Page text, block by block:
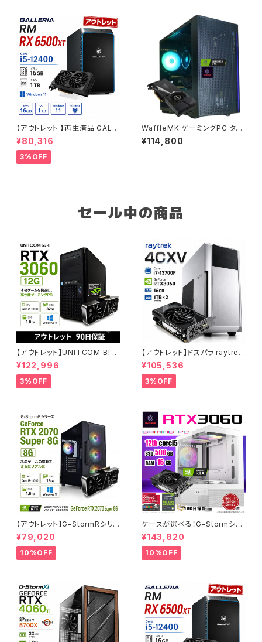
【アウトレット 】再生済品 GALL
ERIA RM RX 6500XT Core i
5-12400 メモリ16GB SSD1T
B ゲーミングPC 整備済み品 9
0日保証
¥80,316
3%OFF
WaffleMK ゲーミングPC タワ
ー型 G-Stormシリーズ AMD
GeForce 16GBメモリ Windo
¥114,800
セール中の商品
【アウトレット】UNITCOM BIZ-
H RTX 3060 Core i7-1070
0 メモリ32GB SSD1TB ゲーミ
ングPC アウトレット プロ仕様 9
0日保証
¥122,996
3%OFF
【アウトレット】ドスパラ raytrek
4CXV RTX3060 Core i7-13
700F メモリ16GB SSD1TBx2
クリエイターPC 1点限り 90日
保証
¥105,536
3%OFF
【アウトレット】G-StormRシリ
ーズ GeForce RTX 2070 Su
per Core i7-8700 16GBメモ
リ SSD1.0TB Windows11 ゲ
ーミングPC 90日保証
¥79,020
10%OFF
ケースが選べる！G-Stormシリ
ーズ ゲーミングPC 人気のRTX
4060 3060 12G搭載 デスクト
ップPC タワー型 第12世代 CP
U Core i5-12400 - 16GBメ
¥143,820
10%OFF